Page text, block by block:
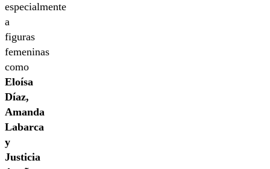
especialmente
a
figuras
femeninas
como
Eloísa
Díaz,
Amanda
Labarca
y
Justicia